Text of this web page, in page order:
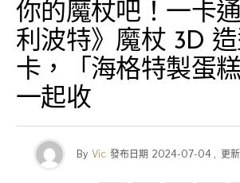
你的魔杖吧！一卡
利波特》魔杖 3D
卡，「海格特製蛋糕
一起收
By Vic 發布日期 2024-07-04, 更